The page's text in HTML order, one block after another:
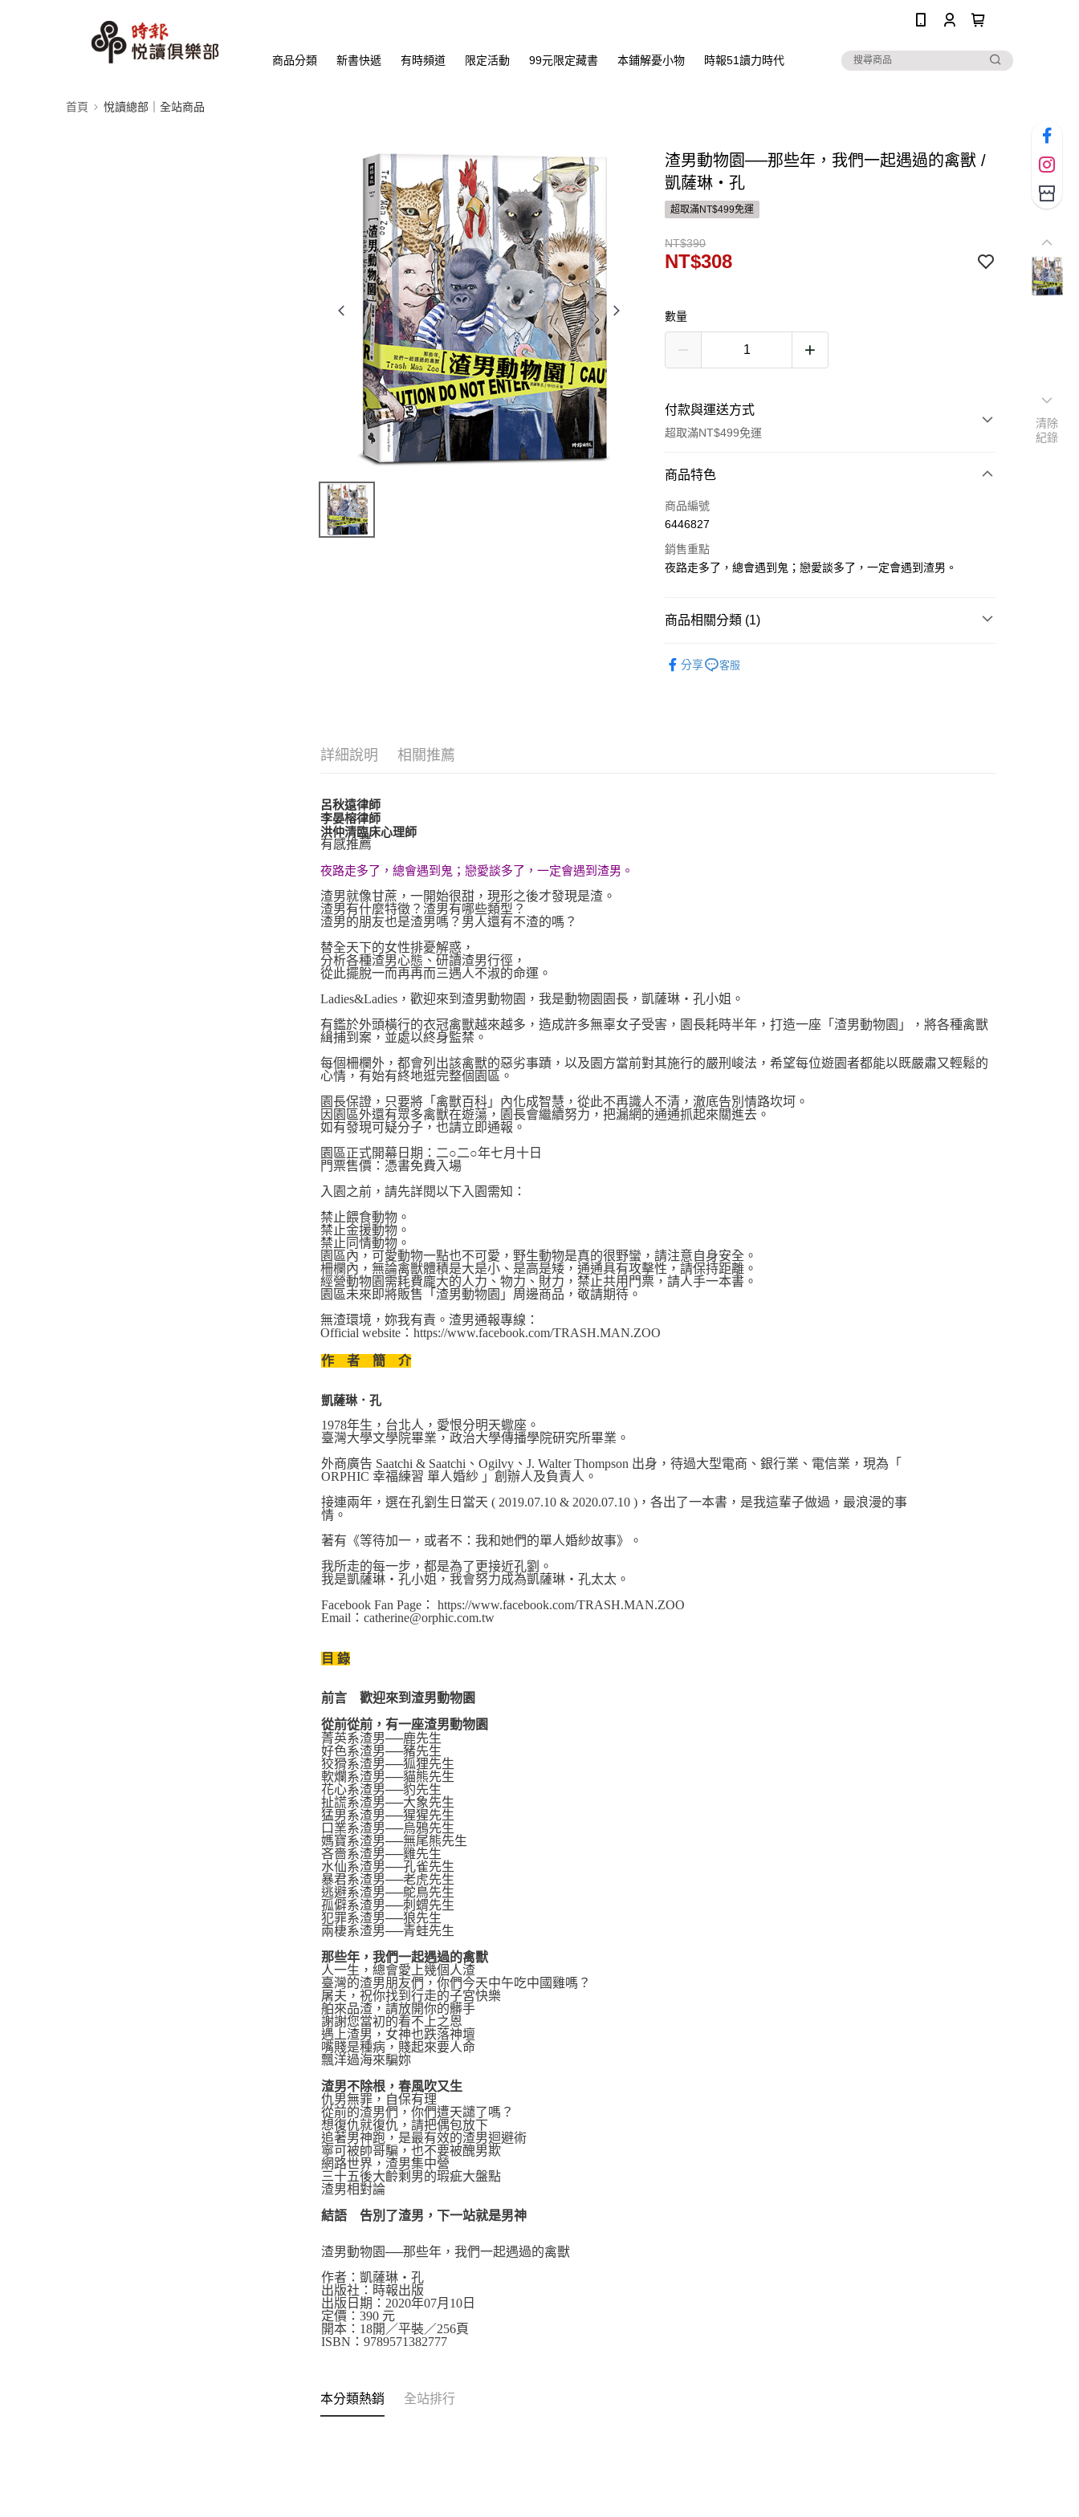
商品分類 新書快遞 有時頻道 限定活動 99元限定藏書 本鋪解憂小物 時報51讀力時代
首頁 悅讀總部｜全站商品
渣男動物園──那些年，我們一起遇過的禽獸 /
凱薩琳‧孔
超取滿NT$499免運
NT$390
NT$308
數量
付款與運送方式
超取滿NT$499免運
付款方式
信用卡一次付款
付款後全家取貨
付款後7-11取貨
商品特色
商品編號
6446827
銷售重點
夜路走多了，總會遇到鬼；戀愛談多了，一定會遇到渣男。
商品相關分類 (1)
分享
客服
詳細說明 相關推薦
呂秋遠律師
李晏榕律師
洪仲清臨床心理師
有感推薦
夜路走多了，總會遇到鬼；戀愛談多了，一定會遇到渣男。
渣男就像甘蔗，一開始很甜，現形之後才發現是渣。
渣男有什麼特徵？渣男有哪些類型？
渣男的朋友也是渣男嗎？男人還有不渣的嗎？
替全天下的女性排憂解惑，
分析各種渣男心態、研讀渣男行徑，
從此擺脫一而再再而三遇人不淑的命運。
Ladies&Ladies，歡迎來到渣男動物園，我是動物園園長，凱薩琳‧孔小姐。
有鑑於外頭橫行的衣冠禽獸越來越多，造成許多無辜女子受害，園長耗時半年，打造一座「渣男動物園」，將各種禽獸
緝捕到案，並處以終身監禁。
每個柵欄外，都會列出該禽獸的惡劣事蹟，以及園方當前對其施行的嚴刑峻法，希望每位遊園者都能以既嚴肅又輕鬆的
心情，有始有終地逛完整個園區。
園長保證，只要將「禽獸百科」內化成智慧，從此不再識人不清，澈底告別情路坎坷。
因園區外還有眾多禽獸在遊蕩，園長會繼續努力，把漏網的通通抓起來關進去。
如有發現可疑分子，也請立即通報。
園區正式開幕日期：二○二○年七月十日
門票售價：憑書免費入場
入園之前，請先詳閱以下入園需知：
禁止餵食動物。
禁止金援動物。
禁止同情動物。
園區內，可愛動物一點也不可愛，野生動物是真的很野蠻，請注意自身安全。
柵欄內，無論禽獸體積是大是小、是高是矮，通通具有攻擊性，請保持距離。
經營動物園需耗費龐大的人力、物力、財力，禁止共用門票，請人手一本書。
園區未來即將販售「渣男動物園」周邊商品，敬請期待。
無渣環境，妳我有責。渣男通報專線：
Official website：https://www.facebook.com/TRASH.MAN.ZOO
作 者 簡 介
凱薩琳．孔
1978年生，台北人，愛恨分明天蠍座。
臺灣大學文學院畢業，政治大學傳播學院研究所畢業。
外商廣告 Saatchi & Saatchi、Ogilvy、J. Walter Thompson 出身，待過大型電商、銀行業、電信業，現為「
ORPHIC 幸福練習 單人婚紗 」創辦人及負責人。
接連兩年，選在孔劉生日當天 ( 2019.07.10 & 2020.07.10 )，各出了一本書，是我這輩子做過，最浪漫的事
情。
著有《等待加一，或者不：我和她們的單人婚紗故事》。
我所走的每一步，都是為了更接近孔劉。
我是凱薩琳‧孔小姐，我會努力成為凱薩琳‧孔太太。
Facebook Fan Page： https://www.facebook.com/TRASH.MAN.ZOO
Email：catherine@orphic.com.tw
目 錄
前言 歡迎來到渣男動物園
從前從前，有一座渣男動物園
菁英系渣男──鹿先生
好色系渣男──豬先生
狡猾系渣男──狐狸先生
軟爛系渣男──貓熊先生
花心系渣男──豹先生
扯謊系渣男──大象先生
猛男系渣男──猩猩先生
口業系渣男──烏鴉先生
媽寶系渣男──無尾熊先生
吝嗇系渣男──雞先生
水仙系渣男──孔雀先生
暴君系渣男──老虎先生
逃避系渣男──鴕鳥先生
孤僻系渣男──刺蝟先生
犯罪系渣男──狼先生
兩棲系渣男──青蛙先生
那些年，我們一起遇過的禽獸
人一生，總會愛上幾個人渣
臺灣的渣男朋友們，你們今天中午吃中國雞嗎？
屠夫，祝你找到行走的子宮快樂
舶來品渣，請放開你的髒手
謝謝您當初的看不上之恩
遇上渣男，女神也跌落神壇
嘴賤是種病，賤起來要人命
飄洋過海來騙妳
渣男不除根，春風吹又生
仇男無罪，自保有理
從前的渣男們，你們遭天譴了嗎？
想復仇就復仇，請把偶包放下
追著男神跑，是最有效的渣男迴避術
寧可被帥哥騙，也不要被醜男欺
網路世界，渣男集中營
三十五後大齡剩男的瑕疵大盤點
渣男相對論
結語 告別了渣男，下一站就是男神
渣男動物園──那些年，我們一起遇過的禽獸
作者：凱薩琳‧孔
出版社：時報出版
出版日期：2020年07月10日
定價：390 元
開本：18開／平裝／256頁
ISBN：9789571382777
本分類熱銷 全站排行
清除
紀錄